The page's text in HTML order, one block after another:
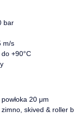
bar
m/s
+90°C
20 μm
skived & roller